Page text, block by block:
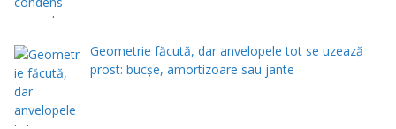
Geometrie făcută, dar anvelopele tot se uzează
prost: bucșe, amortizoare sau jante